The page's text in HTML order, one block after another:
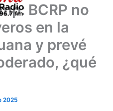
BCRP no
en la
y prevé
¿qué
2025